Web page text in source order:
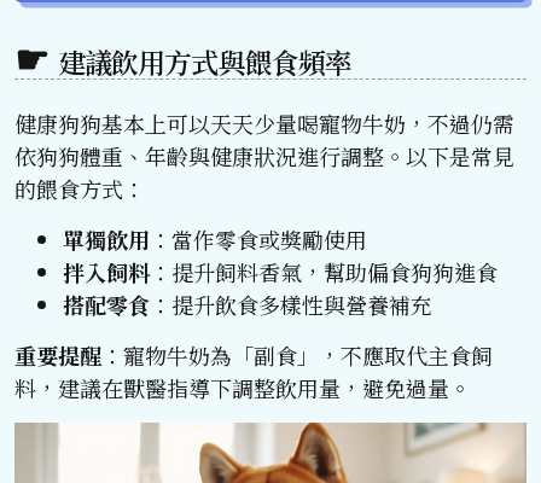
建議飲用方式與餵食頻率
健康狗狗基本上可以天天少量喝寵物牛奶，不過仍需
依狗狗體重、年齡與健康狀況進行調整。以下是常見
的餵食方式：
單獨飲用 ：當作零食或獎勵使用
拌入飼料：提升飼料香氣，幫助偏食狗狗進食
搭配零食 ：提升飲食多樣性與營養補充
重要提醒 ：寵物牛奶為「副食」，不應取代主食飼
料，建議在獸醫指導下調整飲用量，避免過量。